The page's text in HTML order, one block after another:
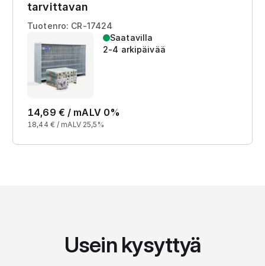
tarvittavan
Tuotenro: CR-17424
Saatavilla
2-4 arkipäivää
14,69 € / mALV 0%
18,44 € / mALV 25,5%
Usein kysyttyä